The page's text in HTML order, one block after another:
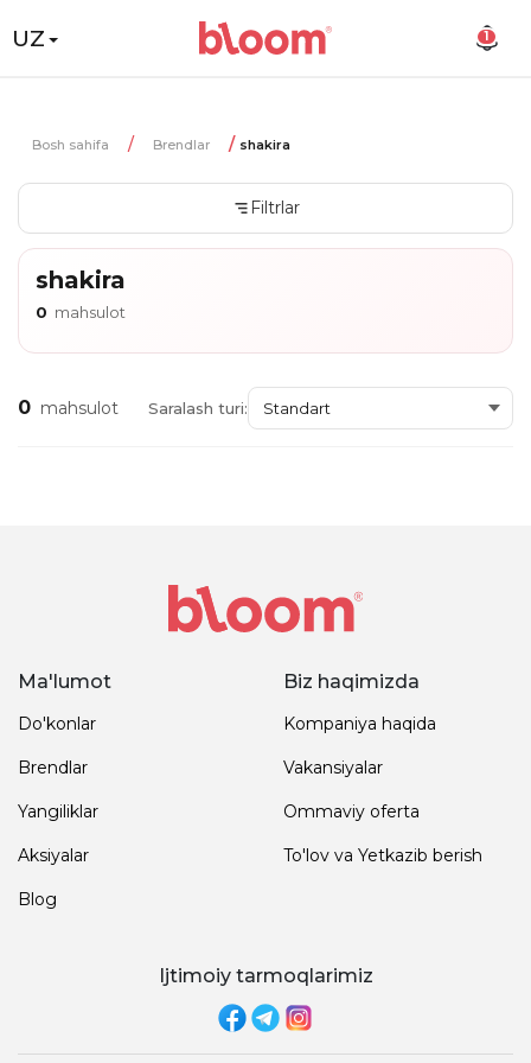
UZ 1
Bosh sahifa Brendlar shakira
Filtrlar
shakira
0 mahsulot
0 mahsulot Saralash turi:
Ma'lumot
Do'konlar
Brendlar
Yangiliklar
Aksiyalar
Blog
Biz haqimizda
Kompaniya haqida
Vakansiyalar
Ommaviy oferta
To'lov va Yetkazib berish
Ijtimoiy tarmoqlarimiz